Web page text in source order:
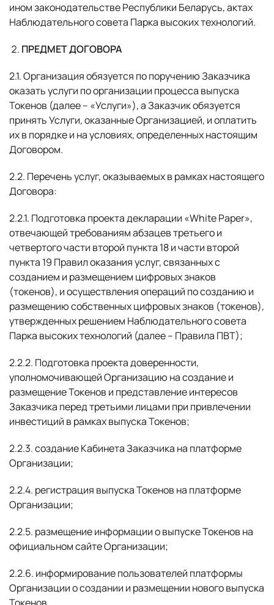
ином законодательстве Республики Беларусь, актах
Наблюдательного совета Парка высоких технологий.
ПРЕДМЕТ ДОГОВОРА
2.1. Организация обязуется по поручению Заказчика
оказать услуги по организации процесса выпуска
Токенов (далее – «Услуги»), а Заказчик обязуется
принять Услуги, оказанные Организацией, и оплатить
их в порядке и на условиях, определенных настоящим
Договором.
2.2. Перечень услуг, оказываемых в рамках настоящего
Договора:
2.2.1. Подготовка проекта декларации «White Paper»,
отвечающей требованиям абзацев третьего и
четвертого части второй пункта 18 и части второй
пункта 19 Правил оказания услуг, связанных с
созданием и размещением цифровых знаков
(токенов), и осуществления операций по созданию и
размещению собственных цифровых знаков (токенов),
утвержденных решением Наблюдательного совета
Парка высоких технологий (далее – Правила ПВТ);
2.2.2. Подготовка проекта доверенности,
уполномочивающей Организацию на создание и
размещение Токенов и представление интересов
Заказчика перед третьими лицами при привлечении
инвестиций в рамках выпуска Токенов;
2.2.3. создание Кабинета Заказчика на платформе
Организации;
2.2.4. регистрация выпуска Токенов на платформе
Организации;
2.2.5. размещение информации о выпуске Токенов на
официальном сайте Организации;
2.2.6. информирование пользователей платформы
Организации о создании и размещении нового выпуска